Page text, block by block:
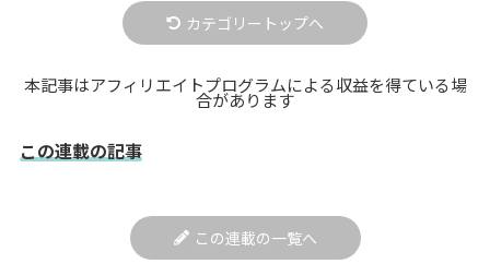
カテゴリートップへ
本記事はアフィリエイトプログラムによる収益を得ている場
合があります
この連載の記事
この連載の一覧へ